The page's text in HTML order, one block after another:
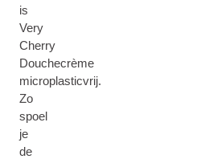
is
Very
Cherry
Douchecrème
microplasticvrij.
Zo
spoel
je
de